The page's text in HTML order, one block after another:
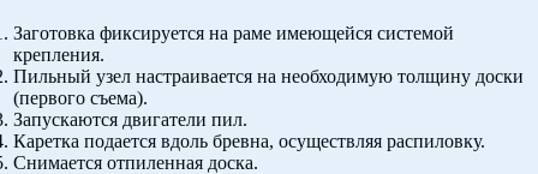
Заготовка фиксируется на раме имеющейся системой
крепления.
Пильный узел настраивается на необходимую толщину доски
(первого съема).
Запускаются двигатели пил.
Каретка подается вдоль бревна, осуществляя распиловку.
Снимается отпиленная доска.